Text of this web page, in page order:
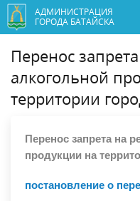
АДМИНИСТРАЦИЯ
ГОРОДА БАТАЙСКА
Перенос
алкогольной
территории
Перенос запрета на
продукции на
постановление о